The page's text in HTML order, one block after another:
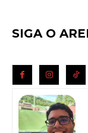
SIGA O